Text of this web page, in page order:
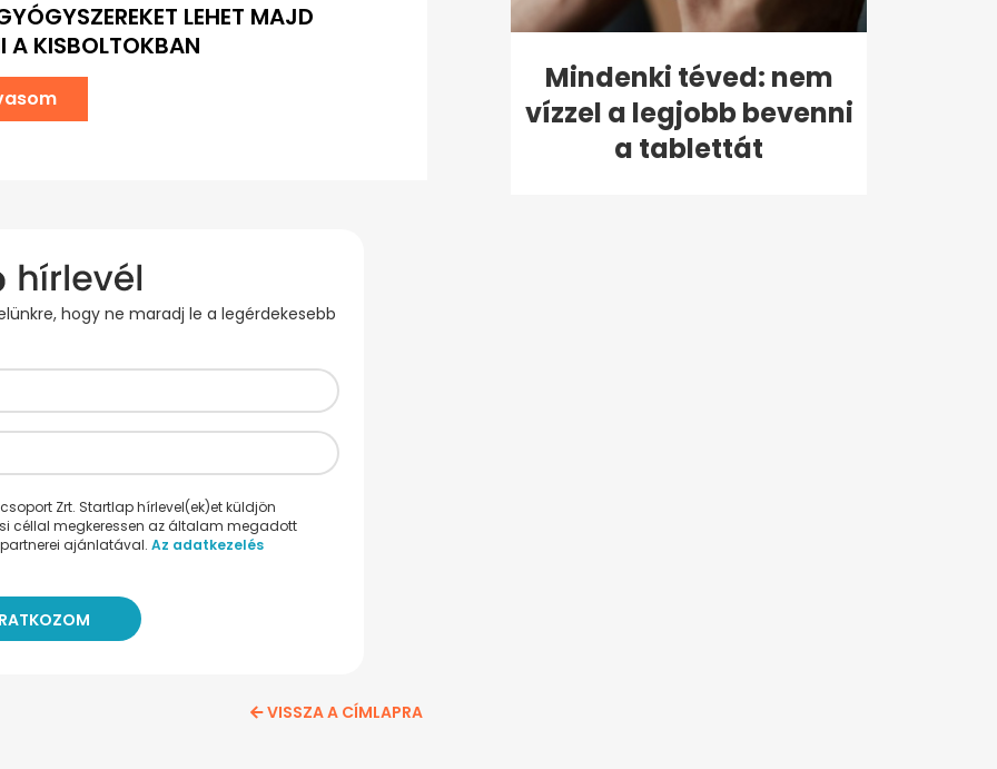
LEHET MAJD
A KISBOLTOKBAN
hogy ne maradj le a legérdekesebb
Zrt. Startlap hírlevel(ek)et küldjön
céllal megkeressen az általam megadott
ajánlatával. Az adatkezelés
VISSZA A CÍMLAPRA
Mindenki téved: nem
vízzel a legjobb bevenni
a tablettát